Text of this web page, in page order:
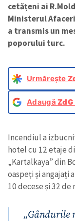
cetățeni ai
Ministerul
a transmis un
poporului turc.
Urmărește
AdaugăZdG
Incendiul a
hotel cu 12 etaje
„Kartalkaya” din
oaspeți și angajați
10 decese și 32 de
„Gândurile